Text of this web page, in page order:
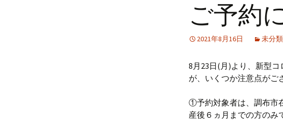
ご予約
2021年8月16日 未分類
8月23日(月)より、新型
が、いくつか注意点がご
①予約対象者は、調布市
産後６ヵ月までの方のみ